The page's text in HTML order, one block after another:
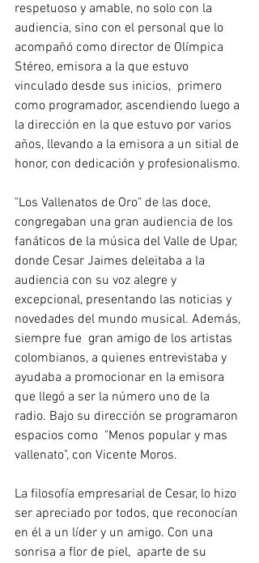
respetuoso y amable, no solo con la
audiencia, sino con el personal que lo
acompañó como director de Olímpica
Stéreo, emisora a la que estuvo
vinculado desde sus inicios,  primero
como programador, ascendiendo luego a
la dirección en la que estuvo por varios
años, llevando a la emisora a un sitial de
honor, con dedicación y profesionalismo.
"Los Vallenatos de Oro" de las doce,
congregaban una gran audiencia de los
fanáticos de la música del Valle de Upar,
donde Cesar Jaimes deleitaba a la
audiencia con su voz alegre y
excepcional, presentando las noticias y
novedades del mundo musical. Además,
siempre fue  gran amigo de los artistas
colombianos, a quienes entrevistaba y
ayudaba a promocionar en la emisora
que llegó a ser la número uno de la
radio. Bajo su dirección se programaron
espacios como  "Menos popular y mas
vallenato", con Vicente Moros.
La filosofía empresarial de Cesar, lo hizo
ser apreciado por todos, que reconocían
en él a un líder y un amigo. Con una
sonrisa a flor de piel,  aparte de su